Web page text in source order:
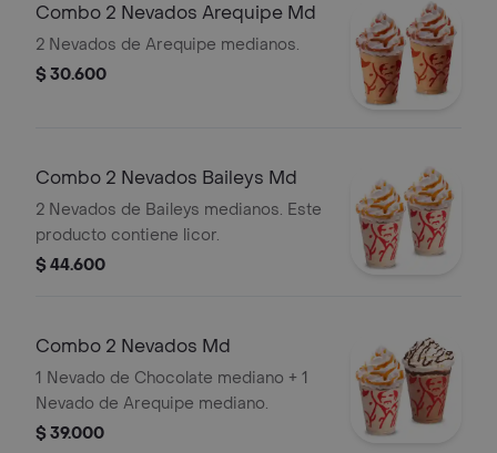
Combo 2 Nevados Arequipe Md
2 Nevados de Arequipe medianos.
$ 30.600
Combo 2 Nevados Baileys Md
2 Nevados de Baileys medianos. Este
producto contiene licor.
$ 44.600
Combo 2 Nevados Md
1 Nevado de Chocolate mediano + 1
Nevado de Arequipe mediano.
$ 39.000